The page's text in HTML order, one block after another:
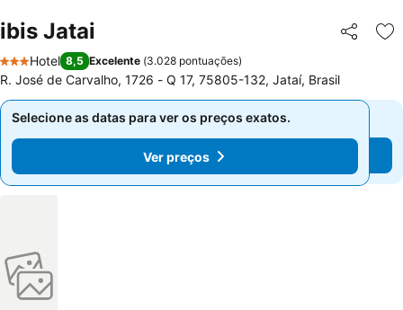
ibis Jatai Partilhar
3 Estrelas
Hotel 8,5 Excelente (3.028 pontuações)
R. José de Carvalho, 1726 - Q 17, 75805-132, Jataí, Brasil
Selecione as datas para ver os preços exatos.
Ver preços
Selecione as datas para ver os preços exatos.
Ver preços